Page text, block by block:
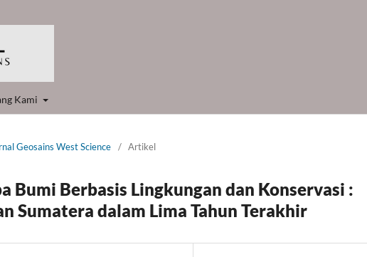
Kami
Geosains West Science / Artikel
Bumi Berbasis Lingkungan dan Konservasi :
Sumatera dalam Lima Tahun Terakhir